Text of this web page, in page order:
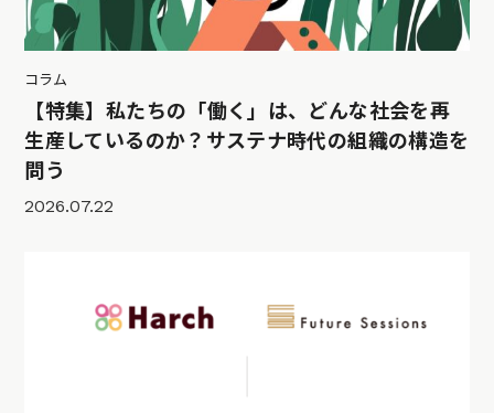
コラム
【特集】私たちの「働く」は、どんな社会を再
生産しているのか？サステナ時代の組織の構造を
問う
2026.07.22